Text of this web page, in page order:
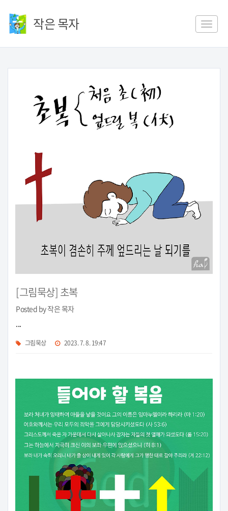
Toggle
작은 목자
[그림묵상] 초복
Posted by 작은 목자
...
그림묵상 2023. 7. 8. 19:47